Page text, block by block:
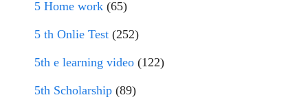
5 Home work (65)
5 th Onlie Test (252)
5th e learning video (122)
5th Scholarship (89)